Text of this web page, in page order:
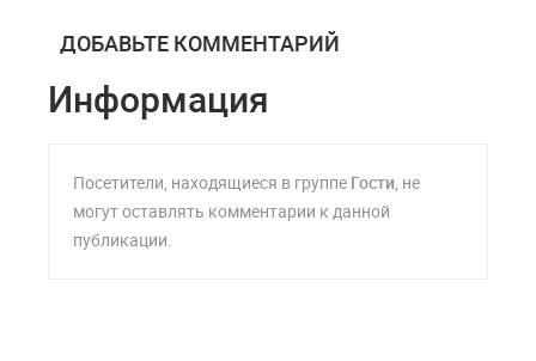
ДОБАВЬТЕ КОММЕНТАРИЙ
Информация
Посетители, находящиеся в группе Гости, не
могут оставлять комментарии к данной
публикации.